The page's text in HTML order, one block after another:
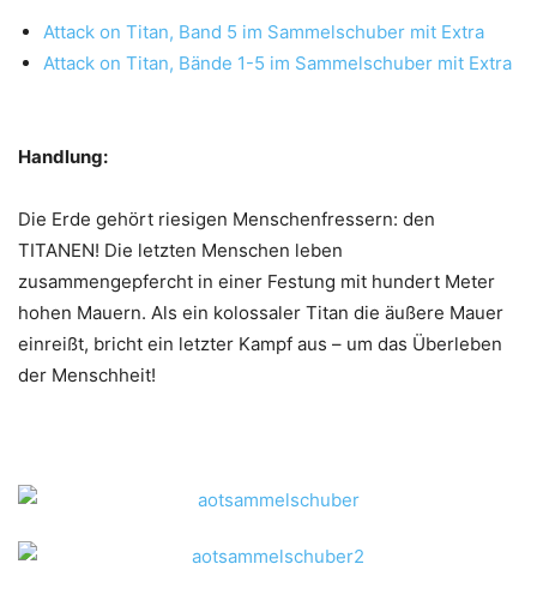
Attack on Titan, Band 5 im Sammelschuber mit Extra
Attack on Titan, Bände 1-5 im Sammelschuber mit Extra
Handlung:
Die Erde gehört riesigen Menschenfressern: den
TITANEN! Die letzten Menschen leben
zusammengepfercht in einer Festung mit hundert Meter
hohen Mauern. Als ein kolossaler Titan die äußere Mauer
einreißt, bricht ein letzter Kampf aus – um das Überleben
der Menschheit!